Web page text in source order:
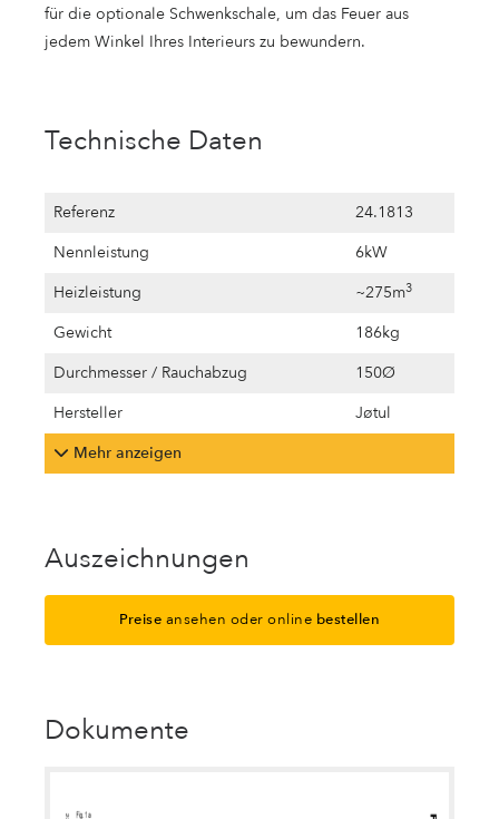
für die optionale Schwenkschale, um das Feuer aus
jedem Winkel Ihres Interieurs zu bewundern.
Technische Daten
Referenz
24.1813
Nennleistung
6kW
Heizleistung
~275m3
Gewicht
186kg
Durchmesser / Rauchabzug
150Ø
Hersteller
Jøtul
Mehr anzeigen
Auszeichnungen
Preise ansehen oder online bestellen
Dokumente